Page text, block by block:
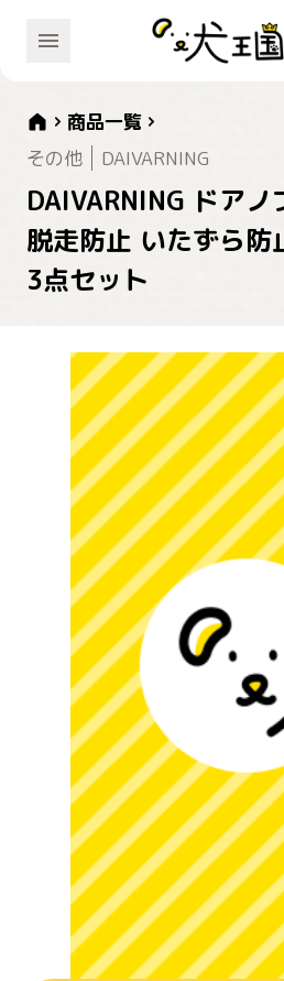
商品一覧
その他
DAIVARNING
DAIVARNING ドア
脱走防止 いたずら防
3点セット